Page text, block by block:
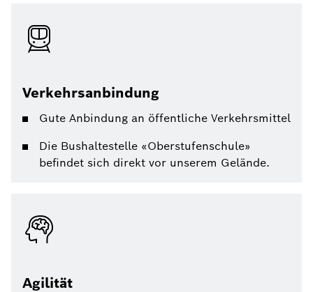
Verkehrsanbindung
Gute Anbindung an öffentliche Verkehrsmittel
Die Bushaltestelle «Oberstufenschule»
befindet sich direkt vor unserem Gelände.
Agilität